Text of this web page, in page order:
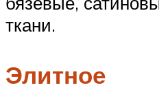
ткани.
Элитное